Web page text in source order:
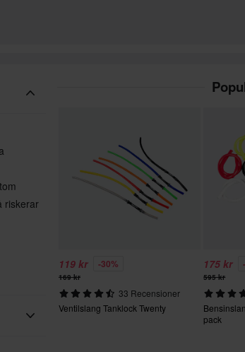
riskerar
119 kr -30%
169 kr
33 Recensioner
Ventilslang Tanklock Twenty
175 kr
595 kr
pack